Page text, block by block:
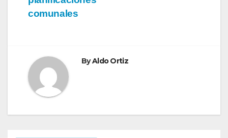
comunales
ByAldo Ortiz